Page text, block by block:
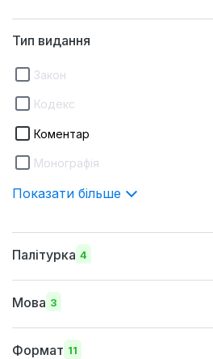
Тип видання
Закон
Кодекс
Коментар
Монографія
Показати більше
Палітурка 4
шкіряна
суперобкладинка
Мова 3
українська
Формат 11